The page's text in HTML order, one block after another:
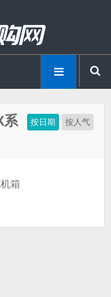
按日期 按人气
系
箱